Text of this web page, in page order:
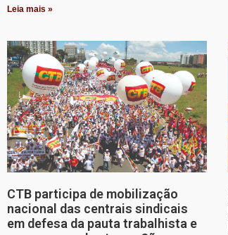
Leia mais »
CTB participa de mobilização
nacional das centrais sindicais
em defesa da pauta trabalhista e